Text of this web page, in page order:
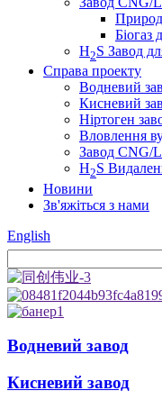
Біогаз
H2S Завод
Справа проекту
Водневий
Кисневий
Ніртоген
Вловлення
Завод CNG/
H2S
Новини
Зв'яжіться з нами
English
Водневий завод
Кисневий завод